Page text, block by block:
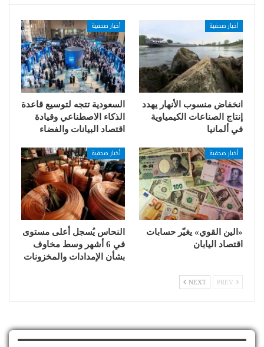
أخبار صحفية
انخفاض منسوب الأنهار يهدد
إنتاج الصناعات الكيمياوية
في ألمانيا
أخبار صحفية
السعودية تتجه لتوسيع قاعدة
الذكاء الاصطناعي وقيادة
اقتصاد البيانات والفضاء
أخبار صحفية
«الين القوي» يغيّر حسابات
اقتصاد اليابان
أخبار صحفية
النحاس يُسجل أعلى مستوى
في 6 أشهر وسط مخاوف
بشأن الإمدادات والمخزونات
NEXT